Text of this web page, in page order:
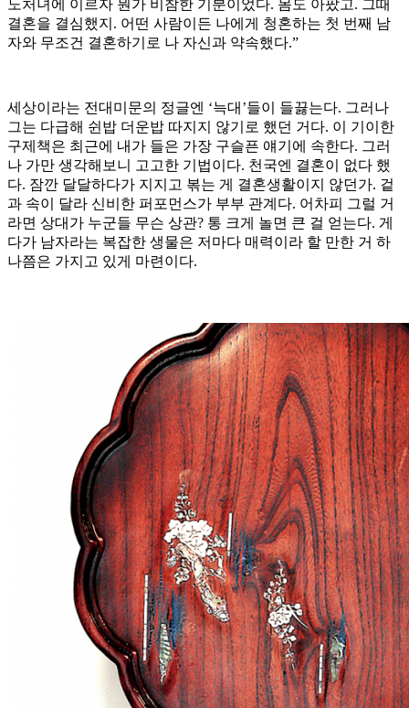
노처녀에 이르자 뭔가 비참한 기분이었다. 몸도 아팠고. 그때
결혼을 결심했지. 어떤 사람이든 나에게 청혼하는 첫 번째 남
자와 무조건 결혼하기로 나 자신과 약속했다.”
세상이라는 전대미문의 정글엔 ‘늑대’들이 들끓는다. 그러나
그는 다급해 쉰밥 더운밥 따지지 않기로 했던 거다. 이 기이한
구제책은 최근에 내가 들은 가장 구슬픈 얘기에 속한다. 그러
나 가만 생각해보니 고고한 기법이다. 천국엔 결혼이 없다 했
다. 잠깐 달달하다가 지지고 볶는 게 결혼생활이지 않던가. 겉
과 속이 달라 신비한 퍼포먼스가 부부 관계다. 어차피 그럴 거
라면 상대가 누군들 무슨 상관? 통 크게 놀면 큰 걸 얻는다. 게
다가 남자라는 복잡한 생물은 저마다 매력이라 할 만한 거 하
나쯤은 가지고 있게 마련이다.